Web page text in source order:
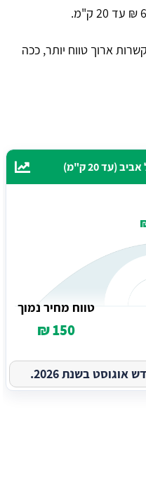
ארוך טווח יותר, ככה
טווח מחיר נמוך
150 ₪
בשנת 2026.